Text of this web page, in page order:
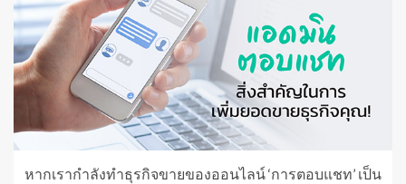
หากเรากำลังทำธุรกิจขายของออนไลน์ ‘การตอบแชท’ เป็น